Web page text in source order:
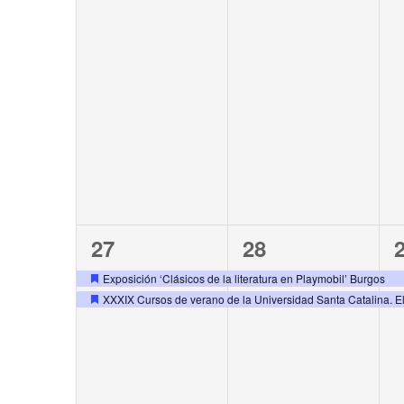
2
events,
27
Exposición ‘Clásicos de la literatura en Playmobil’ Burgos
XXXIX Cursos de verano de la Universidad Santa Catalina.
2
events,
28
2